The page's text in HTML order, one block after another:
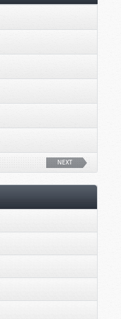
NEXT